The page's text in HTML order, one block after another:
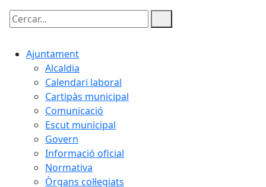
Cercar:
Ajuntament
Alcaldia
Calendari laboral
Cartipàs municipal
Comunicació
Escut municipal
Govern
Informació oficial
Normativa
Òrgans col·legiats